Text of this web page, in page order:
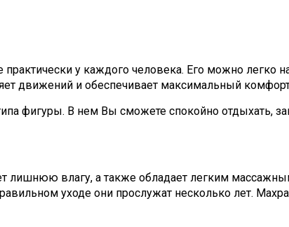
у каждого человека. Его можно легко
движений и обеспечивает максимальный
фигуры. В нем Вы сможете спокойно отдыхать,
лишнюю влагу, а также обладает легким
уходе они прослужат несколько лет. Махра